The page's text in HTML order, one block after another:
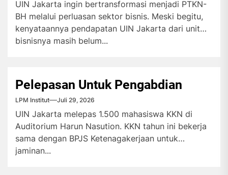
UIN Jakarta ingin bertransformasi menjadi PTKN-
BH melalui perluasan sektor bisnis. Meski begitu,
kenyataannya pendapatan UIN Jakarta dari unit
bisnisnya masih belum...
Pelepasan Untuk Pengabdian
LPM Institut Juli 29, 2026
UIN Jakarta melepas 1.500 mahasiswa KKN di
Auditorium Harun Nasution. KKN tahun ini bekerja
sama dengan BPJS Ketenagakerjaan untuk
jaminan...